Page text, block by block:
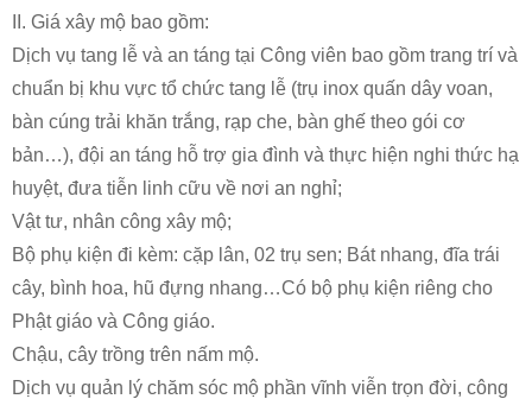
II. Giá xây mộ bao gồm:
Dịch vụ tang lễ và an táng tại Công viên bao gồm trang trí và
chuẩn bị khu vực tổ chức tang lễ (trụ inox quấn dây voan,
bàn cúng trải khăn trắng, rạp che, bàn ghế theo gói cơ
bản…), đội an táng hỗ trợ gia đình và thực hiện nghi thức hạ
huyệt, đưa tiễn linh cữu về nơi an nghỉ;
Vật tư, nhân công xây mộ;
Bộ phụ kiện đi kèm: cặp lân, 02 trụ sen; Bát nhang, đĩa trái
cây, bình hoa, hũ đựng nhang…Có bộ phụ kiện riêng cho
Phật giáo và Công giáo.
Chậu, cây trồng trên nấm mộ.
Dịch vụ quản lý chăm sóc mộ phần vĩnh viễn trọn đời, công